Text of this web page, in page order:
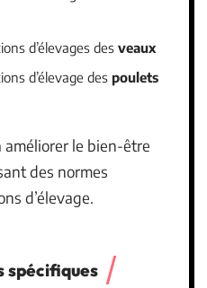
d’élevages des veaux
d’élevage des poulets
améliorer le bien-être
des normes
d’élevage.
spécifiques